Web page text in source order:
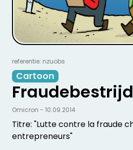
referentie: nzuobs
Cartoon
Titre: "Lutte contre la fraude
entrepreneurs"
Omicron - 10.09.2014